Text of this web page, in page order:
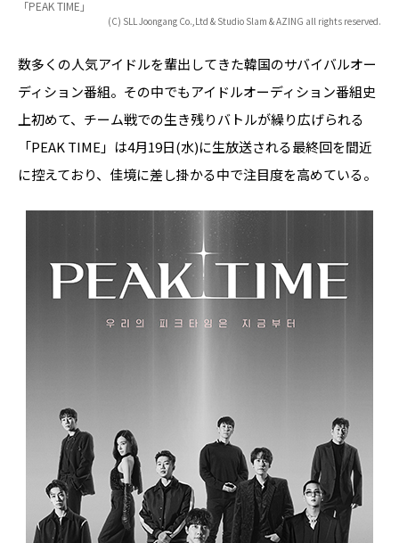
「PEAK TIME」
(C) SLL Joongang Co.,Ltd & Studio Slam & AZING all rights reserved.
数多くの人気アイドルを輩出してきた韓国のサバイバルオー
ディション番組。その中でもアイドルオーディション番組史
上初めて、チーム戦での生き残りバトルが繰り広げられる
「PEAK TIME」は4月19日(水)に生放送される最終回を間近
に控えており、佳境に差し掛かる中で注目度を高めている。